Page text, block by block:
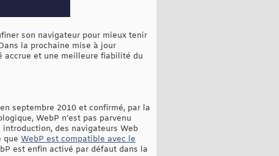
son navigateur pour mieux tenir
la prochaine mise à jour
accrue et une meilleure fiabilité du
septembre 2010 et confirmé, par la
WebP n’est pas parvenu
des navigateurs Web
que WebP est compatible avec le
est enfin activé par défaut dans la